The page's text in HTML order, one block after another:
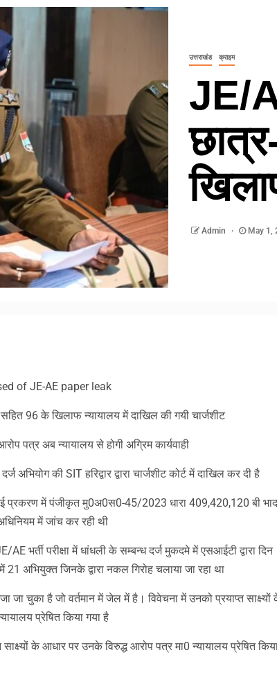
उत्तराखंड क्राइम
JE/
Admin May 1,
of JE-AE paper leak
96 के खिलाफ न्यायालय में दाखिल की गयी चार्जशीट
पत्र अब न्यायालय से होगी अग्रिम कार्यवाही
की SIT हरिद्वार द्वारा चार्जशीट कोर्ट में दाखिल कर दी है
प्रकरण में पंजीकृत मु0अ0स0-45/2023 धारा 409,420,120 बी
में जांच कर रही थी
भर्ती परीक्षा में धांधली के सम्बन्ध दर्ज मुकदमे में एसआईटी द्वारा दिन
21 अभियुक्त जिनके द्वारा नकल गिरोह चलाया जा रहा था
जा चुका है जो वर्तमान में जेल में है। विवेचना में उनको प्रयाप्त साक्ष्यों
प्रेषित किया गया है
के आधार पर उनके विरुद्ध आरोप पत्र मा0 न्यायालय प्रेषित